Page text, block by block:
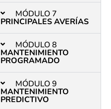
MÓDULO 7
PRINCIPALES AVERÍAS
MÓDULO 8
MANTENIMIENTO
PROGRAMADO
MÓDULO 9
MANTENIMIENTO
PREDICTIVO